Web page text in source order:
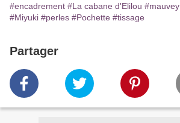
#encadrement #La cabane d'Elilou #mauvey
#Miyuki #perles #Pochette #tissage
Partager